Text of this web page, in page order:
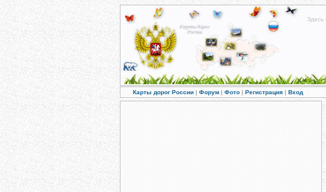
Здесь
Карты дорог России | Форум | Фото | Регистрация | Вход